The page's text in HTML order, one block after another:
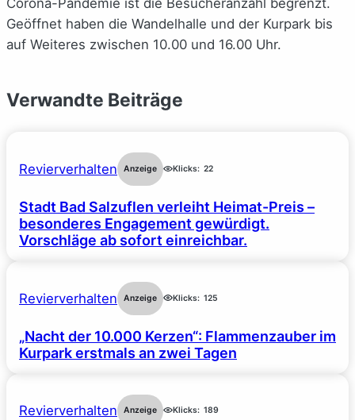
Geöffnet haben die Wandelhalle und der Kurpark bis
auf Weiteres zwischen 10.00 und 16.00 Uhr.
Verwandte Beiträge
Revierverhalten Anzeige Klicks: 22
Stadt Bad Salzuflen verleiht Heimat-Preis –
besonderes Engagement gewürdigt.
Vorschläge ab sofort einreichbar.
Revierverhalten Anzeige Klicks: 125
„Nacht der 10.000 Kerzen“: Flammenzauber im
Kurpark erstmals an zwei Tagen
Revierverhalten Anzeige Klicks: 189